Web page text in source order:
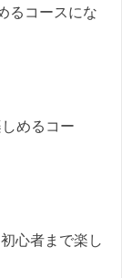
るコースにな
めるコー
心者まで楽し